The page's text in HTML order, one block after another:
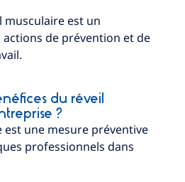
musculaire est un
de prévention et de
du réveil
?
est une mesure préventive
professionnels dans